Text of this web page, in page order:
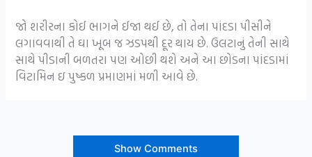
જો શરીરના કોઈ ભાગને ઈજા થઈ છે, તો તેના પાંદડા પીસીને
લગાવવાથી તે ઘા ખૂબ જ ઝડપથી દૂર થાય છે. ઉલટાનું તેની સાથે
સાથે પીડાની બળતરા પણ ઓછી થશે અને આ છોડના પાંદડામાં
વિટામિન ઇ પુષ્કળ પ્રમાણમાં મળી આવે છે.
Show Comments